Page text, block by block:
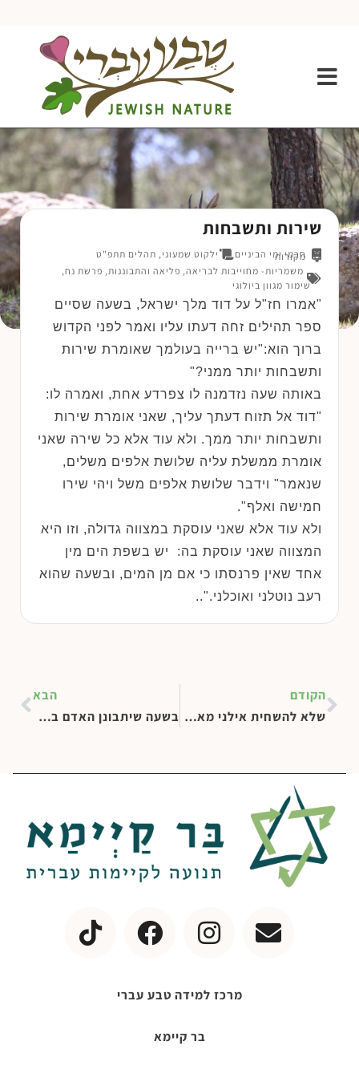
שירות ותשבחות
חכמי ימי הביניים ילקוט שמעוני, תהלים תתפ"ט
מקורות
משמריות- מחוייבות לבריאה, פליאה והתבוננות, פרשת נח,
שימור מגוון ביולוגי
"אמרו חז"ל על דוד מלך ישראל, בשעה שסיים
ספר תהילים זחה דעתו עליו ואמר לפני הקדוש
ברוך הוא:"יש ברייה בעולמך שאומרת שירות
ותשבחות יותר ממני?"
באותה שעה נזדמנה לו צפרדע אחת, ואמרה לו:
"דוד אל תזוח דעתך עליך, שאני אומרת שירות
ותשבחות יותר ממך. ולא עוד אלא כל שירה שאני
אומרת ממשלת עליה שלושת אלפים משלים,
שנאמר" וידבר שלושת אלפים משל ויהי שירו
חמישה ואלף".
ולא עוד אלא שאני עוסקת במצווה גדולה, וזו היא
המצווה שאני עוסקת בה: יש בשפת הים מין
אחד שאין פרנסתו כי אם מן המים, ובשעה שהוא
רעב נוטלני ואוכלני."..
הקודם
שלא להשחית אילני מאכל במצור וכן כל השחתה
הבא
בשעה שיתבונן האדם במעשיו
מרכז למידה טבע עברי
בר קיימא